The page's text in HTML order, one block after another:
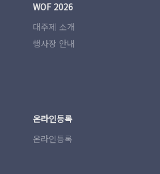
WOF 2026
대주제 소개
행사장 안내
온라인등록
온라인등록